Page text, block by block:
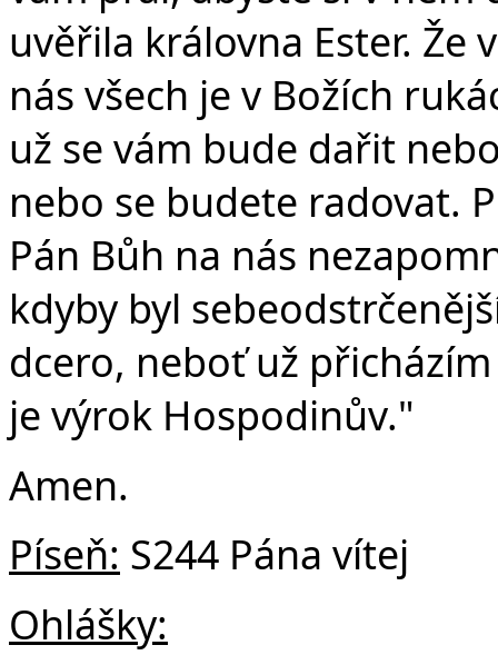
uvěřila královna Ester.
nás všech je v Božích
už se vám bude dařit
nebo se budete radovat.
Pán Bůh na nás
kdyby byl
dcero, neboť už
je výrok Hospodinův."
Amen.
Píseň: S244 Pána vítej
Ohlášky: